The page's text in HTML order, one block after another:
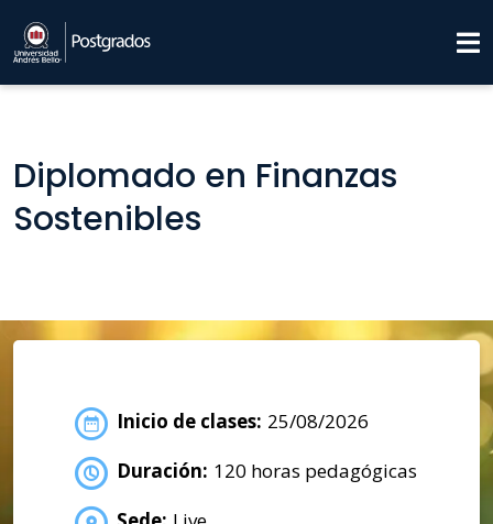
Diplomado en Finanzas
Sostenibles
Inicio de clases: 25/08/2026
Duración: 120 horas pedagógicas